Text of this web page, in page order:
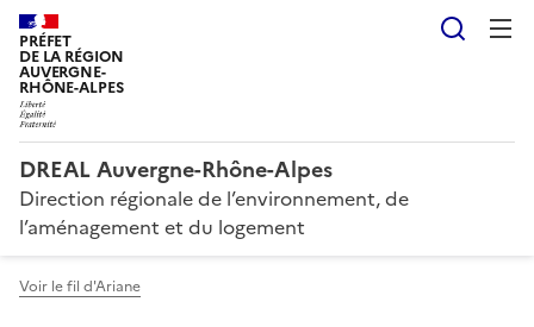
PRÉFET
DE LA RÉGION
AUVERGNE-
RHÔNE-ALPES
DREAL Auvergne-Rhône-Alpes
Direction régionale de l’environnement, de
l’aménagement et du logement
Voir le fil d'Ariane